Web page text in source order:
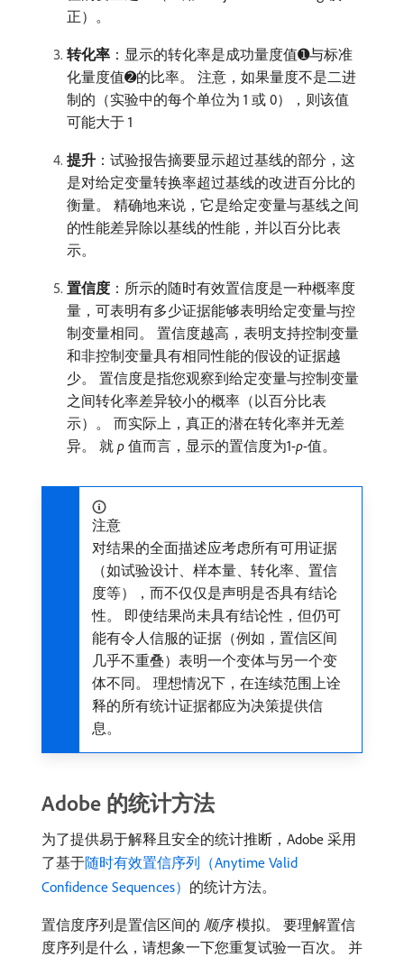
正）。
转化率 ：显示的转化率是成功量度值➊与标准
化量度值➋的比率。 注意，如果量度不是二进
制的（实验中的每个单位为 1 或 0），则该值
可能大于 1
提升 ：试验报告摘要显示超过基线的部分，这
是对给定变量转换率超过基线的改进百分比的
衡量。 精确地来说，它是给定变量与基线之间
的性能差异除以基线的性能，并以百分比表
示。
置信度 ：所示的随时有效置信度是一种概率度
量，可表明有多少证据能够表明给定变量与控
制变量相同。 置信度越高，表明支持控制变量
和非控制变量具有相同性能的假设的证据越
少。 置信度是指您观察到给定变量与控制变量
之间转化率差异较小的概率（以百分比表
示）。 而实际上，真正的潜在转化率并无差
异。 就 p 值而言，显示的置信度为1-p-值。
注意
对结果的全面描述应考虑所有可用证据
（如试验设计、样本量、转化率、置信
度等），而不仅仅是声明是否具有结论
性。 即使结果尚未具有结论性，但仍可
能有令人信服的证据（例如，置信区间
几乎不重叠）表明一个变体与另一个变
体不同。 理想情况下，在连续范围上诠
释的所有统计证据都应为决策提供信
息。
Adobe 的统计方法
为了提供易于解释且安全的统计推断，Adobe 采用
了基于随时有效置信序列（Anytime Valid
Confidence Sequences） 的统计方法。
置信度序列是置信区间的​ 顺序​模拟。 要理解置信
度序列是什么，请想象一下您重复试验一百次。 并